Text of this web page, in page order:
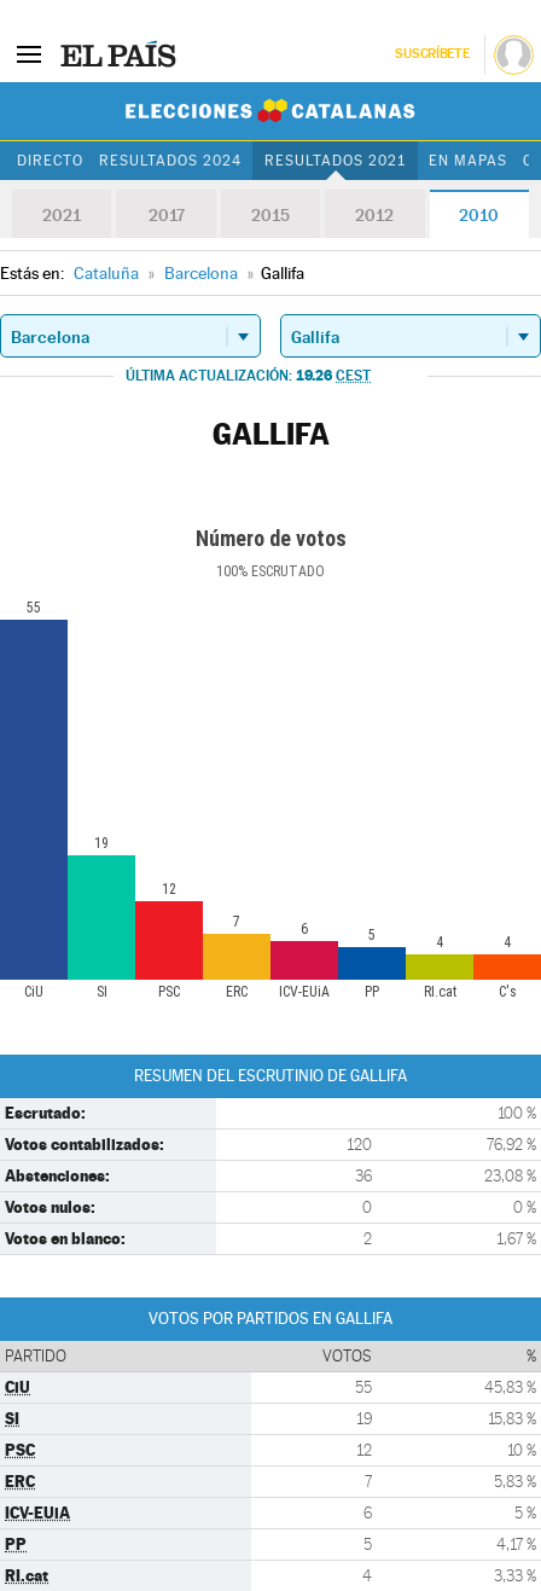
SUSCRÍBETE
DIRECTO RESULTADOS 2024 RESULTADOS 2021 EN MAPAS
2021 2017 2015 2012 2010
Estás en: Cataluña » Barcelona » Gallifa
ÚLTIMA ACTUALIZACIÓN: 19.26 CEST
GALLIFA
Número de votos
100% ESCRUTADO
CiU SI PSC ERC ICV-EUiA PP RI.cat C's
55
19
12
7
6 5 4 4
RESUMEN DEL ESCRUTINIO DE GALLIFA
Escrutado: 100 %
Votos contabilizados: 120 76,92 %
Abstenciones: 36 23,08 %
Votos nulos: 0 0 %
Votos en blanco: 2 1,67 %
VOTOS POR PARTIDOS EN GALLIFA
PARTIDO VOTOS %
CiU 55 45,83 %
SI 19 15,83 %
PSC 12 10 %
ERC 7 5,83 %
ICV-EUiA 6 5 %
PP 5 4,17 %
RI.cat 4 3,33 %